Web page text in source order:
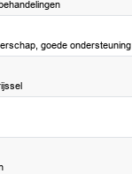
goede ondersteuning